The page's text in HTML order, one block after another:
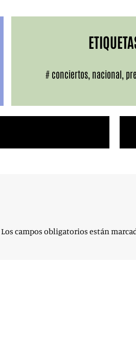
# conciertos nacional
Los campos obligatorios están